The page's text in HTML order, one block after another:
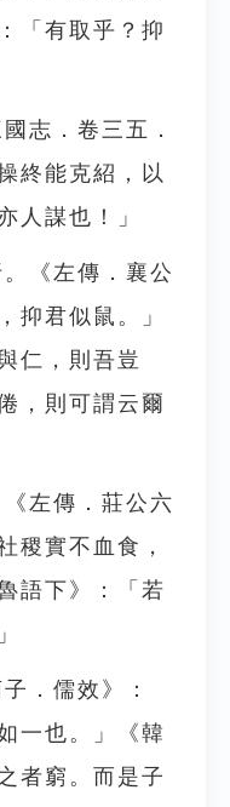
「有取乎？抑
志．卷三五．
終能克紹，以
人謀也！」
《左傳．襄公
抑君似鼠。」
仁，則吾豈
，則可謂云爾
左傳．莊公六
稷實不血食，
語下》：「若
．儒效》：
一也。」《韓
者窮。而是子